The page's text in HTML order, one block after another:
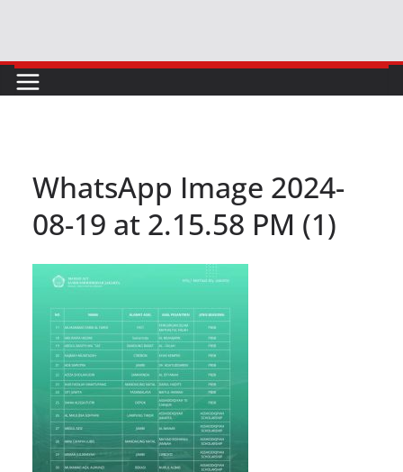
content
WhatsApp Image 2024-
08-19 at 2.15.58 PM (1)